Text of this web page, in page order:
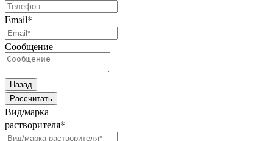
Email*
Сообщение
Назад
Рассчитать
Вид/марка
растворителя*